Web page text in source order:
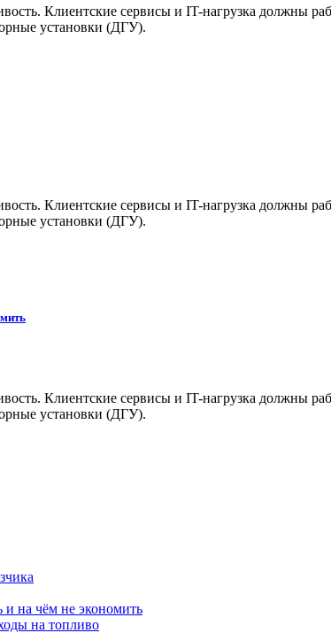
Клиентские сервисы и IT-нагрузка должны
установки (ДГУ).
Клиентские сервисы и IT-нагрузка должны
установки (ДГУ).
Клиентские сервисы и IT-нагрузка должны
установки (ДГУ).
на чём не экономить
на топливо